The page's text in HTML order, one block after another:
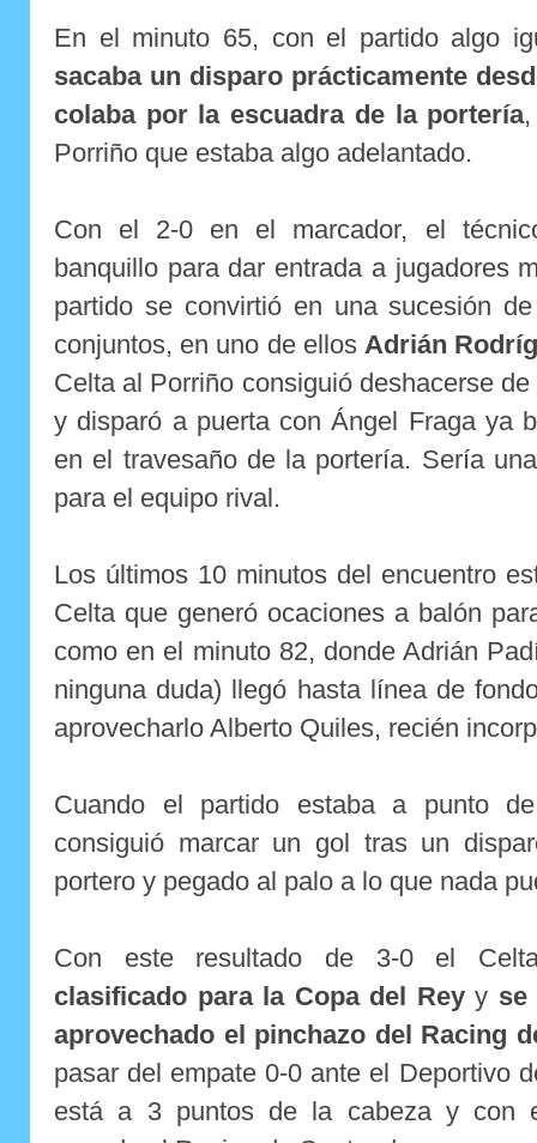
En el minuto 65, con el partido algo
sacaba un disparo prácticamente
colaba por la escuadra de la portería,
Porriño que estaba algo adelantado.
Con el 2-0 en el marcador, el
banquillo para dar entrada a jugadores
partido se convirtió en una sucesión
conjuntos, en uno de ellos Adrián
Celta al Porriño consiguió deshacerse
y disparó a puerta con Ángel Fraga ya
en el travesaño de la portería. Sería
para el equipo rival.
Los últimos 10 minutos del encuentro
Celta que generó ocaciones a balón
como en el minuto 82, donde Adrián
ninguna duda) llegó hasta línea de
aprovecharlo Alberto Quiles, recién
Cuando el partido estaba a punto
consiguió marcar un gol tras un
portero y pegado al palo a lo que nada
Con este resultado de 3-0 el Celta
clasificado para la Copa del Reyy se
aprovechado el pinchazo del Racing
pasar del empate 0-0 ante el Deportivo
está a 3 puntos de la cabeza y con